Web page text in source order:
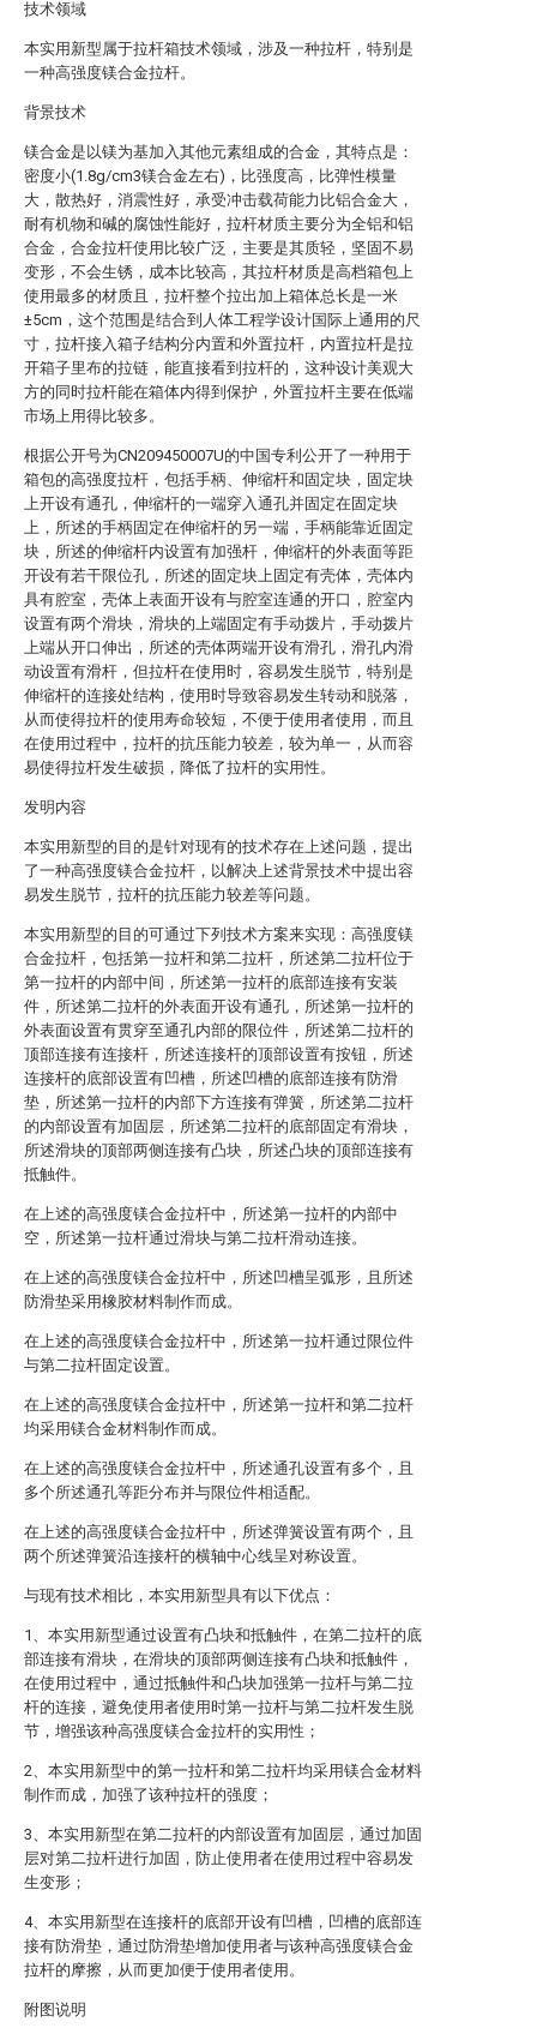
技术领域
本实用新型属于拉杆箱技术领域，涉及一种拉杆，特别是
一种高强度镁合金拉杆。
背景技术
镁合金是以镁为基加入其他元素组成的合金，其特点是：
密度小(1.8g/cm3镁合金左右)，比强度高，比弹性模量
大，散热好，消震性好，承受冲击载荷能力比铝合金大，
耐有机物和碱的腐蚀性能好，拉杆材质主要分为全铝和铝
合金，合金拉杆使用比较广泛，主要是其质轻，坚固不易
变形，不会生锈，成本比较高，其拉杆材质是高档箱包上
使用最多的材质且，拉杆整个拉出加上箱体总长是一米
±5cm，这个范围是结合到人体工程学设计国际上通用的尺
寸，拉杆接入箱子结构分内置和外置拉杆，内置拉杆是拉
开箱子里布的拉链，能直接看到拉杆的，这种设计美观大
方的同时拉杆能在箱体内得到保护，外置拉杆主要在低端
市场上用得比较多。
根据公开号为CN209450007U的中国专利公开了一种用于
箱包的高强度拉杆，包括手柄、伸缩杆和固定块，固定块
上开设有通孔，伸缩杆的一端穿入通孔并固定在固定块
上，所述的手柄固定在伸缩杆的另一端，手柄能靠近固定
块，所述的伸缩杆内设置有加强杆，伸缩杆的外表面等距
开设有若干限位孔，所述的固定块上固定有壳体，壳体内
具有腔室，壳体上表面开设有与腔室连通的开口，腔室内
设置有两个滑块，滑块的上端固定有手动拨片，手动拨片
上端从开口伸出，所述的壳体两端开设有滑孔，滑孔内滑
动设置有滑杆，但拉杆在使用时，容易发生脱节，特别是
伸缩杆的连接处结构，使用时导致容易发生转动和脱落，
从而使得拉杆的使用寿命较短，不便于使用者使用，而且
在使用过程中，拉杆的抗压能力较差，较为单一，从而容
易使得拉杆发生破损，降低了拉杆的实用性。
发明内容
本实用新型的目的是针对现有的技术存在上述问题，提出
了一种高强度镁合金拉杆，以解决上述背景技术中提出容
易发生脱节，拉杆的抗压能力较差等问题。
本实用新型的目的可通过下列技术方案来实现：高强度镁
合金拉杆，包括第一拉杆和第二拉杆，所述第二拉杆位于
第一拉杆的内部中间，所述第一拉杆的底部连接有安装
件，所述第二拉杆的外表面开设有通孔，所述第一拉杆的
外表面设置有贯穿至通孔内部的限位件，所述第二拉杆的
顶部连接有连接杆，所述连接杆的顶部设置有按钮，所述
连接杆的底部设置有凹槽，所述凹槽的底部连接有防滑
垫，所述第一拉杆的内部下方连接有弹簧，所述第二拉杆
的内部设置有加固层，所述第二拉杆的底部固定有滑块，
所述滑块的顶部两侧连接有凸块，所述凸块的顶部连接有
抵触件。
在上述的高强度镁合金拉杆中，所述第一拉杆的内部中
空，所述第一拉杆通过滑块与第二拉杆滑动连接。
在上述的高强度镁合金拉杆中，所述凹槽呈弧形，且所述
防滑垫采用橡胶材料制作而成。
在上述的高强度镁合金拉杆中，所述第一拉杆通过限位件
与第二拉杆固定设置。
在上述的高强度镁合金拉杆中，所述第一拉杆和第二拉杆
均采用镁合金材料制作而成。
在上述的高强度镁合金拉杆中，所述通孔设置有多个，且
多个所述通孔等距分布并与限位件相适配。
在上述的高强度镁合金拉杆中，所述弹簧设置有两个，且
两个所述弹簧沿连接杆的横轴中心线呈对称设置。
与现有技术相比，本实用新型具有以下优点：
1、本实用新型通过设置有凸块和抵触件，在第二拉杆的底
部连接有滑块，在滑块的顶部两侧连接有凸块和抵触件，
在使用过程中，通过抵触件和凸块加强第一拉杆与第二拉
杆的连接，避免使用者使用时第一拉杆与第二拉杆发生脱
节，增强该种高强度镁合金拉杆的实用性；
2、本实用新型中的第一拉杆和第二拉杆均采用镁合金材料
制作而成，加强了该种拉杆的强度；
3、本实用新型在第二拉杆的内部设置有加固层，通过加固
层对第二拉杆进行加固，防止使用者在使用过程中容易发
生变形；
4、本实用新型在连接杆的底部开设有凹槽，凹槽的底部连
接有防滑垫，通过防滑垫增加使用者与该种高强度镁合金
拉杆的摩擦，从而更加便于使用者使用。
附图说明